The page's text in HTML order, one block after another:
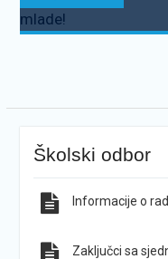
mlade!
Školski odbor
Informacije o
Zaključci sa